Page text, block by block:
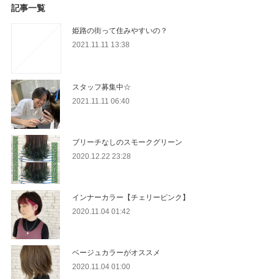
記事一覧
姫路の街って住みやすいの？
2021.11.11 13:38
スタッフ募集中☆
2021.11.11 06:40
ブリーチなしのスモークグリーン
2020.12.22 23:28
インナーカラー【チェリーピンク】
2020.11.04 01:42
ベージュカラーがオススメ
2020.11.04 01:00